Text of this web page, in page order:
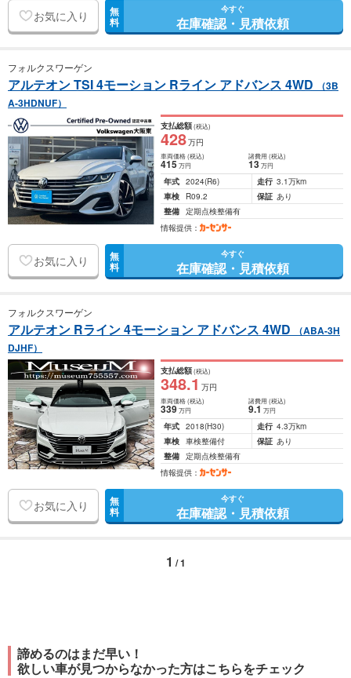
お気に入り 無
料
今すぐ
在庫確認・見積依頼
フォルクスワーゲン
アルテオン TSI 4モーション Rライン アドバンス 4WD
（3B
A-3HDNUF）
支払総額(税込)
428万円
車両価格(税込)
415万円
諸費用 (税込)
13 万円
年式 2024(R6) 走行 3.1万km
車検
R09.2 保証 あり
整備 定期点検整備有
情報提供：
お気に入り 無
料
今すぐ
在庫確認・見積依頼
フォルクスワーゲン
アルテオン Rライン 4モーション アドバンス 4WD
（ABA-3H
DJHF）
支払総額(税込)
348.1 万円
車両価格(税込)
339万円
諸費用 (税込)
9.1 万円
年式 2018(H30) 走行 4.3万km
車検 車検整備付 保証 あり
整備 定期点検整備有
情報提供：
お気に入り 無
料
今すぐ
在庫確認・見積依頼
1 / 1
諦めるのはまだ早い！
欲しい車が見つからなかった方はこちらをチェック